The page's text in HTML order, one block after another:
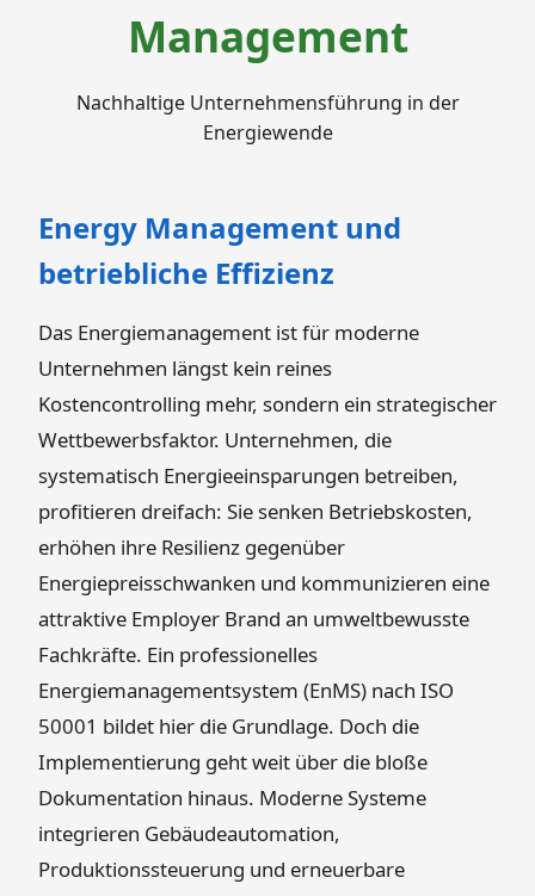
Management
Nachhaltige Unternehmensführung in der
Energiewende
Energy Management und
betriebliche Effizienz
Das Energiemanagement ist für moderne
Unternehmen längst kein reines
Kostencontrolling mehr, sondern ein strategischer
Wettbewerbsfaktor. Unternehmen, die
systematisch Energieeinsparungen betreiben,
profitieren dreifach: Sie senken Betriebskosten,
erhöhen ihre Resilienz gegenüber
Energiepreisschwanken und kommunizieren eine
attraktive Employer Brand an umweltbewusste
Fachkräfte. Ein professionelles
Energiemanagementsystem (EnMS) nach ISO
50001 bildet hier die Grundlage. Doch die
Implementierung geht weit über die bloße
Dokumentation hinaus. Moderne Systeme
integrieren Gebäudeautomation,
Produktionssteuerung und erneuerbare